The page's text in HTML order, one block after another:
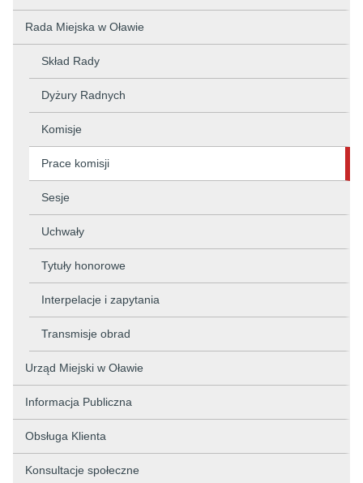
Rada Miejska w Oławie
Skład Rady
Dyżury Radnych
Komisje
Prace komisji
Sesje
Uchwały
Tytuły honorowe
Interpelacje i zapytania
Transmisje obrad
Urząd Miejski w Oławie
Informacja Publiczna
Obsługa Klienta
Konsultacje społeczne